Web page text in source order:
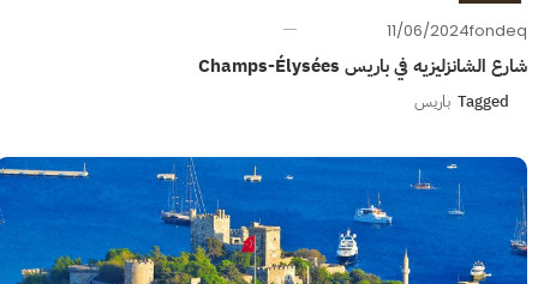
11/06/2024fondeq
شارع الشانزليزيه في باريس Champs-Élysées
Tagged باريس